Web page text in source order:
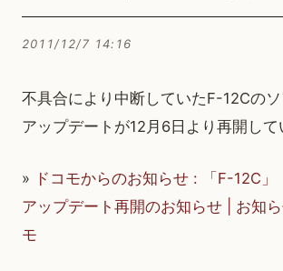
2011/12/7 14:16
不具合により中断していたF-12Cのソ
アップデートが12月6日より再開して
» ドコモからのお知らせ : 「F-12C
アップデート再開のお知らせ | お知
モ